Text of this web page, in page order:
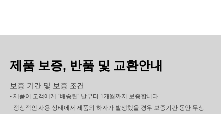
제품 보증, 반품 및 교환안내
보증 기간 및 보증 조건
- 제품이 고객에게 “배송된” 날부터 1개월까지 보증합니다.
- 정상적인 사용 상태에서 제품의 하자가 발생했을 경우 보증기간 동안 무상